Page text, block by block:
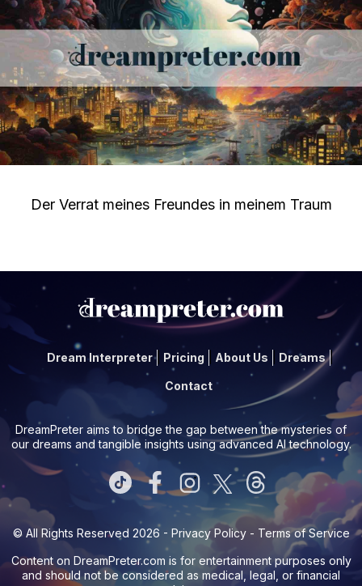
Der Verrat meines Freundes in meinem Traum
Dream Interpreter Pricing About Us Dreams
Contact
DreamPreter aims to bridge the gap between the mysteries of
our dreams and tangible insights using advanced AI technology.
© All Rights Reserved 2026 - Privacy Policy- Terms of Service
Content on DreamPreter.com is for entertainment purposes only
and should not be considered as medical, legal, or financial